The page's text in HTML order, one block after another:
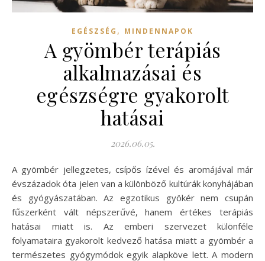
EGÉSZSÉG , MINDENNAPOK
A gyömbér terápiás
alkalmazásai és
egészségre gyakorolt
hatásai
2026.06.05.
A gyömbér jellegzetes, csípős ízével és aromájával már
évszázadok óta jelen van a különböző kultúrák konyhájában
és gyógyászatában. Az egzotikus gyökér nem csupán
fűszerként vált népszerűvé, hanem értékes terápiás
hatásai miatt is. Az emberi szervezet különféle
folyamataira gyakorolt kedvező hatása miatt a gyömbér a
természetes gyógymódok egyik alapköve lett. A modern